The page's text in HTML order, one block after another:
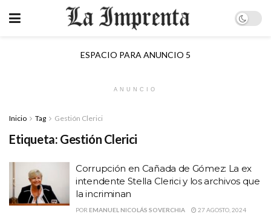
ESPACIO PARA ANUNCIO 5
ANUNCIO
Inicio Tag Gestión Clerici
Etiqueta: Gestión Clerici
Corrupción en Cañada de Gómez: La ex
intendente Stella Clerici y los archivos que
la incriminan
POR EMANUEL NICOLÁS SOVERCHIA
27 AGOSTO, 2024